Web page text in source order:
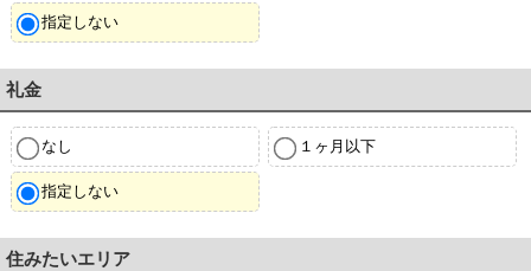
指定しない
礼金
なし １ヶ月以下
指定しない
住みたいエリア